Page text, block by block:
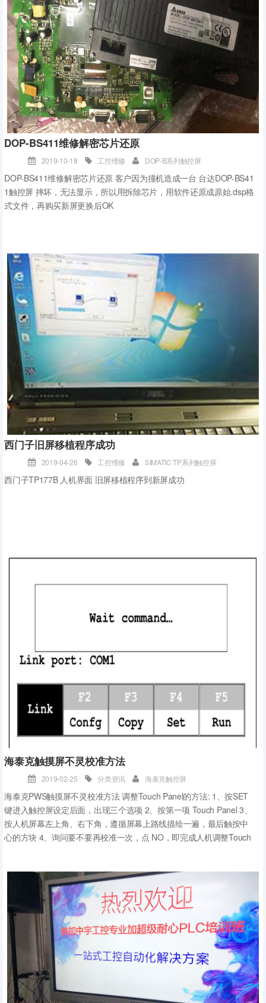
这里提供了一个预制完成的恢复出厂设置文件，请鼠标右键，目标另
存该文件：恢复出厂设置文件
步骤二：
在CPU断电状态下插入Micro SD卡，给CPU上电，CPU会自动识别存
储卡为恢复出厂设置卡并且自动恢复CPU出厂设置。恢复出厂设置过
程中，RUN指示灯和STOP指示灯以2 HZ的频率交替点亮。
步骤三：
当CPU只有STOP灯开始闪烁，表示“恢复出厂设置”操作成功，从CPU
上取下存储卡。
步骤四：
“恢复出厂设置”操作包括以下几项操作：将CPU IP地址恢复为出厂默认
设置，清空CPU程序块、数据库和系统块。
注意：S7-200 SMART CPU支持Micro SD卡的容量为4G，8G，16
ear)按钮。
图1.菜单栏
2.选中“块”(Blocks)下的“复位为出厂默认设置”(Reset to factory default
s)选项和“选项”(Options)下的“忘记密码”(Forgot Password)选项。（从
S7-200 SMART V2.3开始，清除窗口中增加“忘记密码”选项，V2.3之
前的版本无此勾选项）
图2.清除设置窗口
注意：从S7-200 SMART V2.3开始，清除窗口中增加“忘记密码”选
项，V2.3之前的版本无此勾选项。
3.单击“清除”(Clear)按钮并在60秒内对CPU循环上电。
图3.清除设置窗口
注意，必须在60秒内以物理方式循环上电；暖启动或其它重启方式都
S485端口从软件上操作，重置为出厂设置。紧凑型CPU无以太网端
口。使用STEP 7 Micro/WIN SMART和USB-PPI电缆可以进行上传和下
POU加密
POU即程序组织单元，包括S7-200项目文件中的主程序（OB1）、子
程序和中断服务程序。POU可以单独加密，加密后的POU会显示一个
锁的标记，不能打开查看程序内容。程序下载到CPU中，再上载后也
保持加密状态。
西门子公司随编程软件Micro/WIN SMART提供的库指令、指令向导生
打开控制面版-管理工具，在面版中选择本地安全策略。
第二步：登陆百度云官网 https://pan.baidu.com下载 百度云盘客户
端 并安装，已经安装跳过本步骤
DOP-BS411维修解密芯片还原
2019-10-18 工控维修 DOP-B系列触控屏
DOP-BS411维修解密芯片还原 客户因为撞机造成一台 台达DOP-BS41
1触控屏 摔坏，无法显示，所以用拆除芯片，用软件还原成原始.dsp格
式文件，再购买新屏更换后OK
西门子旧屏移植程序成功
2019-04-26 工控维修 SIMATIC TP系列触控屏
西门子TP177B 人机界面 旧屏移植程序到新屏成功
海泰克触摸屏不灵校准方法
2019-02-25 分类资讯 海泰克触控屏
海泰克PWS触摸屏不灵校准方法 调整Touch Panel的方法: 1、按SET
键进入触控屏设定后面，出现三个选项 2、按第一项 Touch Panel 3、
按人机屏幕左上角、右下角，遵循屏幕上路线描绘一遍，最后触按中
心的方块 4、询问要不要再校准一次，点 NO，即完成人机调整Touch